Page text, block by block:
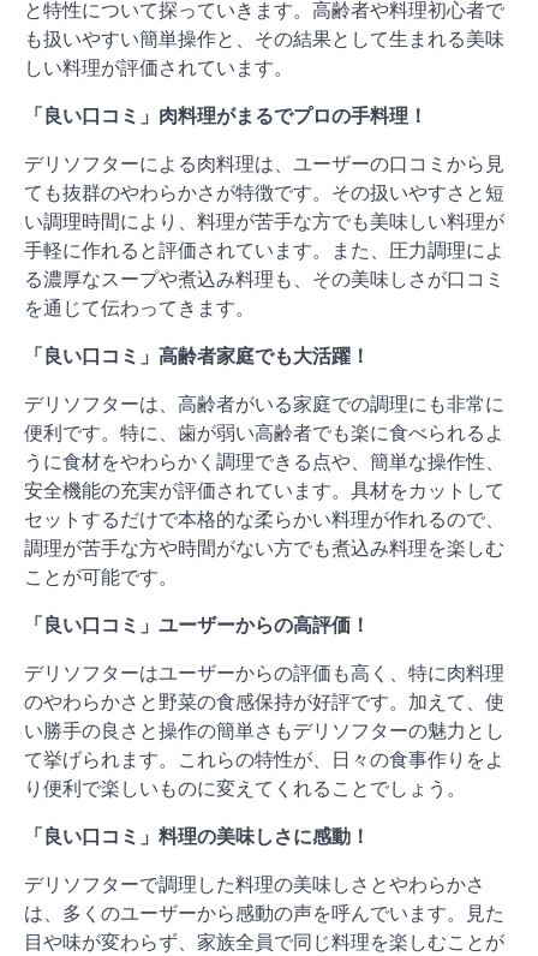
と特性について探っていきます。高齢者や料理初心者で
も扱いやすい簡単操作と、その結果として生まれる美味
しい料理が評価されています。
「良い口コミ」肉料理がまるでプロの手料理！
デリソフターによる肉料理は、ユーザーの口コミから見
ても抜群のやわらかさが特徴です。その扱いやすさと短
い調理時間により、料理が苦手な方でも美味しい料理が
手軽に作れると評価されています。また、圧力調理によ
る濃厚なスープや煮込み料理も、その美味しさが口コミ
を通じて伝わってきます。
「良い口コミ」高齢者家庭でも大活躍！
デリソフターは、高齢者がいる家庭での調理にも非常に
便利です。特に、歯が弱い高齢者でも楽に食べられるよ
うに食材をやわらかく調理できる点や、簡単な操作性、
安全機能の充実が評価されています。具材をカットして
セットするだけで本格的な柔らかい料理が作れるので、
調理が苦手な方や時間がない方でも煮込み料理を楽しむ
ことが可能です。
「良い口コミ」ユーザーからの高評価！
デリソフターはユーザーからの評価も高く、特に肉料理
のやわらかさと野菜の食感保持が好評です。加えて、使
い勝手の良さと操作の簡単さもデリソフターの魅力とし
て挙げられます。これらの特性が、日々の食事作りをよ
り便利で楽しいものに変えてくれることでしょう。
「良い口コミ」料理の美味しさに感動！
デリソフターで調理した料理の美味しさとやわらかさ
は、多くのユーザーから感動の声を呼んでいます。見た
目や味が変わらず、家族全員で同じ料理を楽しむことが